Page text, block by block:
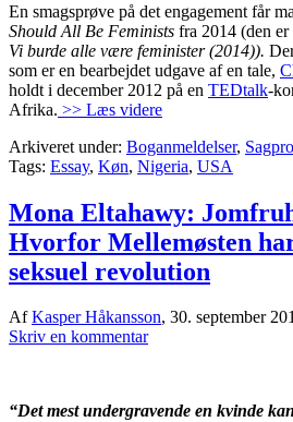
En smagsprøve på det engagement får
Should All Be Feminists fra 2014 (den er
Vi burde alle være feminister (2014)).
som er en bearbejdet udgave af en tale,
holdt i december 2012 på en TEDtalk-
Afrika. >> Læs videre
Arkiveret under: Boganmeldelser,
Tags: Essay, Køn, Nigeria, USA
Mona Eltahawy:
Hvorfor Mellemøsten
seksuel revolution
AfKasper Håkansson, 30. september
Skriv en kommentar
“Det mest undergravende en kvinde